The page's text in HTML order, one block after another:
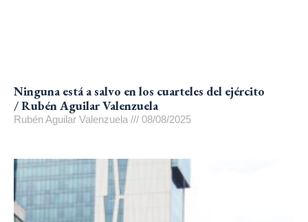
Ninguna está a salvo en los cuarteles del ejército
/ Rubén Aguilar Valenzuela
Rubén Aguilar Valenzuela 08/08/2025